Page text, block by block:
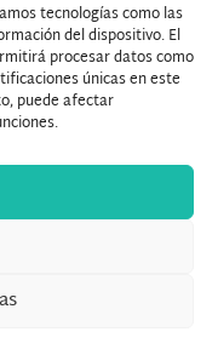
tecnologías como las
del dispositivo. El
procesar datos como
únicas en este
puede afectar